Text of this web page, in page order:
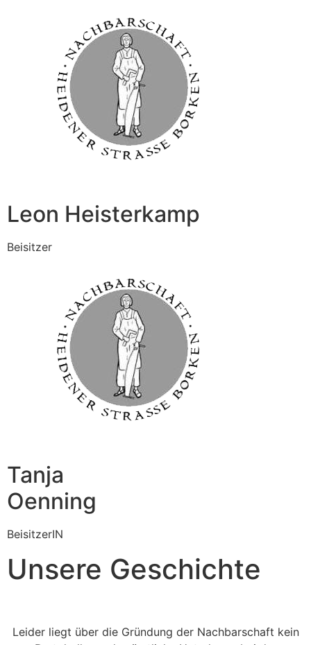
Leon Heisterkamp
Beisitzer
Tanja
Oenning
BeisitzerIN
Unsere Geschichte
Leider liegt über die Gründung der Nachbarschaft kein